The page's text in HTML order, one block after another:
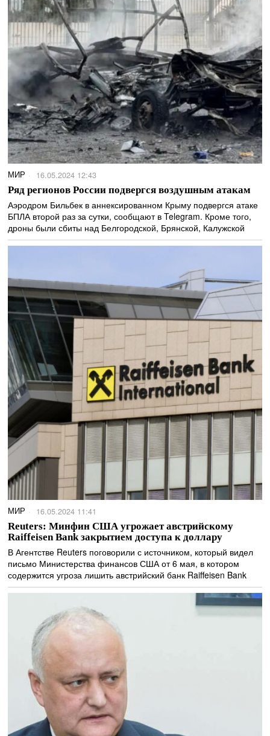
МИР 16.05.2024 12:43
Ряд регионов России подвергся воздушным атакам
Аэродром Бильбек в аннексированном Крыму подвергся атаке
БПЛА второй раз за сутки, сообщают в Telegram. Кроме того,
дроны были сбиты над Белгородской, Брянской, Калужской
МИР 16.05.2024 11:41
Reuters: Минфин США угрожает австрийскому
Raiffeisen Bank закрытием доступа к доллару
В Агентстве Reuters поговорили с источником, который видел
письмо Министерства финансов США от 6 мая, в котором
содержится угроза лишить австрийский банк Raiffeisen Bank